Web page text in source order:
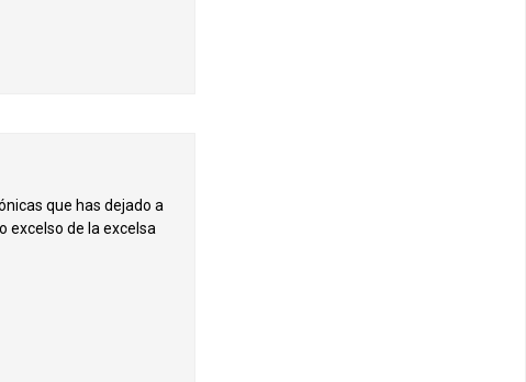
que has dejado a
excelso de la excelsa